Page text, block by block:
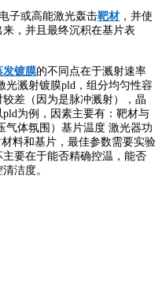
子或高能激光轰击靶材，并使
，并且最终沉积在基片表
发镀膜的不同点在于溅射速率
光溅射镀膜pld，组分均匀性容
差（因为是脉冲溅射），晶
为例，因素主要有：靶材与
体氛围）基片温度 激光器功
料和基片，最佳参数需要实验
要在于能否精确控温，能否
洁度。